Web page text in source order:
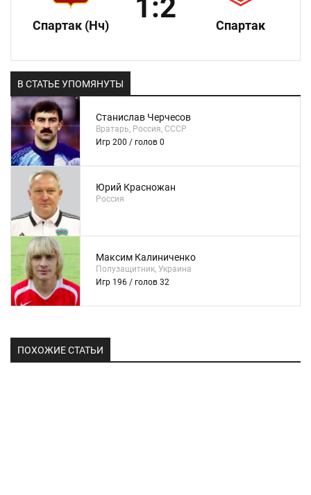
Спартак (Нч)
1:2
Спартак
В СТАТЬЕ УПОМЯНУТЫ
Станислав Черчесов
Вратарь, Россия, СССР
Игр 200 / голов 0
Юрий Красножан
Россия
Максим Калиниченко
Полузащитник, Украина
Игр 196 / голов 32
ПОХОЖИЕ СТАТЬИ